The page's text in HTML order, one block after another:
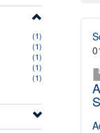
(1)
(1)
(1)
(1)
(1)